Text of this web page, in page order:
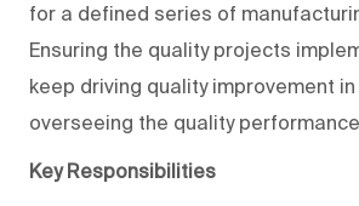
for a defined series of
Ensuring the quality projects
keep driving quality improvement
overseeing the quality
Key Responsibilities